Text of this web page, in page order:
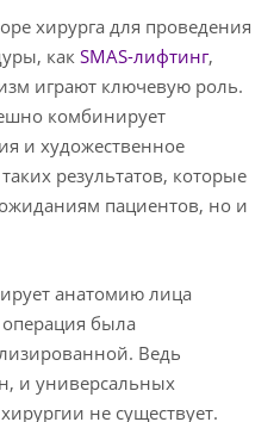
хирурга для проведения
как SMAS-лифтинг,
играют ключевую роль.
комбинирует
и художественное
результатов, которые
пациентов, но и
анатомию лица
была
Ведь
и универсальных
не существует.